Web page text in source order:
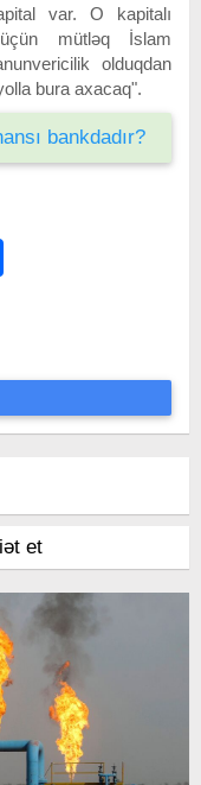
var. O kapitalı
mütləq İslam
olduqdan
bura axacaq".
bankdadır?
et